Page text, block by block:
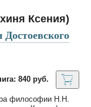
Ксения)
840 руб.
философии Н.Н.